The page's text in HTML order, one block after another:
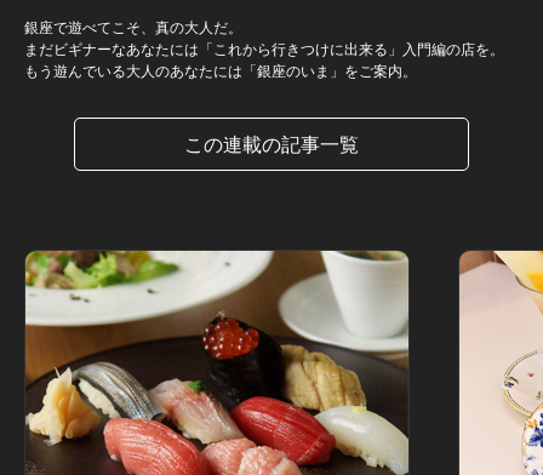
銀座で遊べてこそ、真の大人だ。
まだビギナーなあなたには「これから行きつけに出来る」入門編の店を。
もう遊んでいる大人のあなたには「銀座のいま」をご案内。
この連載の記事一覧